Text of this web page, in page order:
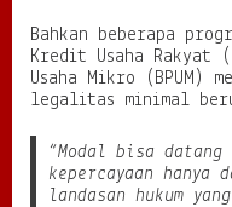
Bahkan beberapa
Kredit Usaha Rakyat
Usaha Mikro (BPUM)
legalitas minimal
“Modal bisa
kepercayaan hanya
landasan hukum